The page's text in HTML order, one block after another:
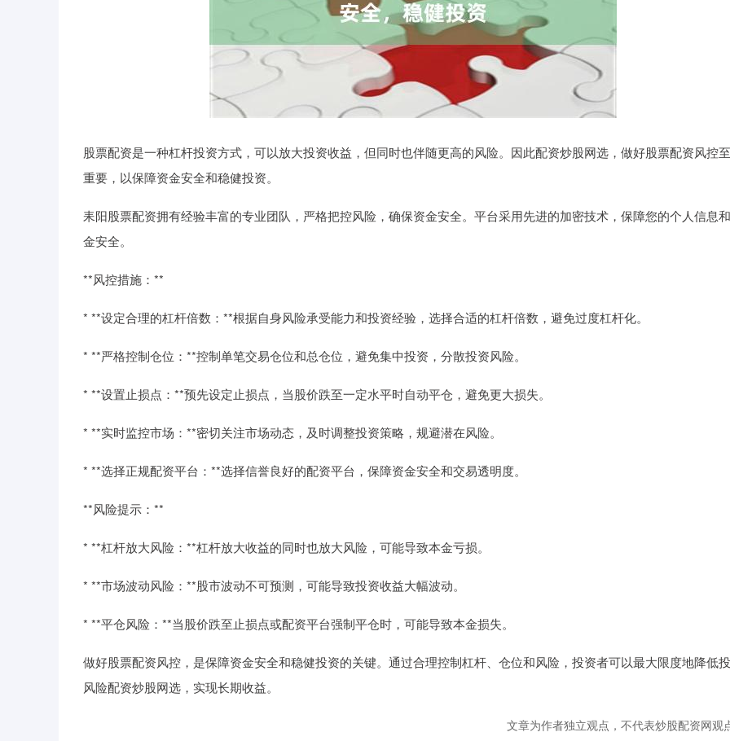
股票配资是一种杠杆投资方式，可以放大投资收益，但同时也伴随更高的风险。因此配资炒股网选，做好股票配资风控
重要，以保障资金安全和稳健投资。
耒阳股票配资拥有经验丰富的专业团队，严格把控风险，确保资金安全。平台采用先进的加密技术，保障您的个人信息
金安全。
**风控措施：**
* **设定合理的杠杆倍数：**根据自身风险承受能力和投资经验，选择合适的杠杆倍数，避免过度杠杆化。
* **严格控制仓位：**控制单笔交易仓位和总仓位，避免集中投资，分散投资风险。
* **设置止损点：**预先设定止损点，当股价跌至一定水平时自动平仓，避免更大损失。
* **实时监控市场：**密切关注市场动态，及时调整投资策略，规避潜在风险。
* **选择正规配资平台：**选择信誉良好的配资平台，保障资金安全和交易透明度。
**风险提示：**
* **杠杆放大风险：**杠杆放大收益的同时也放大风险，可能导致本金亏损。
* **市场波动风险：**股市波动不可预测，可能导致投资收益大幅波动。
* **平仓风险：**当股价跌至止损点或配资平台强制平仓时，可能导致本金损失。
做好股票配资风控，是保障资金安全和稳健投资的关键。通过合理控制杠杆、仓位和风险，投资者可以最大限度地降低
风险配资炒股网选，实现长期收益。
文章为作者独立观点，不代表炒股配资网观